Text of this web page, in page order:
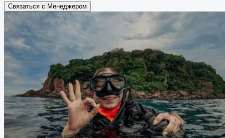
Связаться с Менеджером